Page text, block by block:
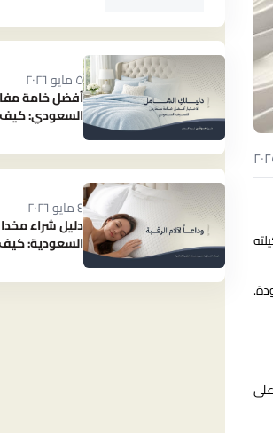
٥ مايو ٢٠٢٦
أفضل خامة
السعودي: كيف
٤ مايو ٢٠٢٦
دليل شراء
السعودية: كيف